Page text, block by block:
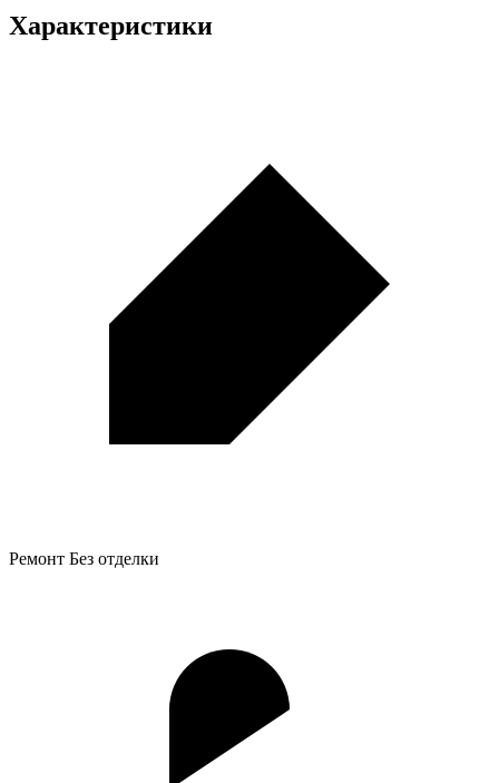
Характеристики
Ремонт Без отделки